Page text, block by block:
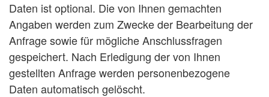
Daten ist optional. Die von Ihnen gemachten
Angaben werden zum Zwecke der Bearbeitung der
Anfrage sowie für mögliche Anschlussfragen
gespeichert. Nach Erledigung der von Ihnen
gestellten Anfrage werden personenbezogene
Daten automatisch gelöscht.